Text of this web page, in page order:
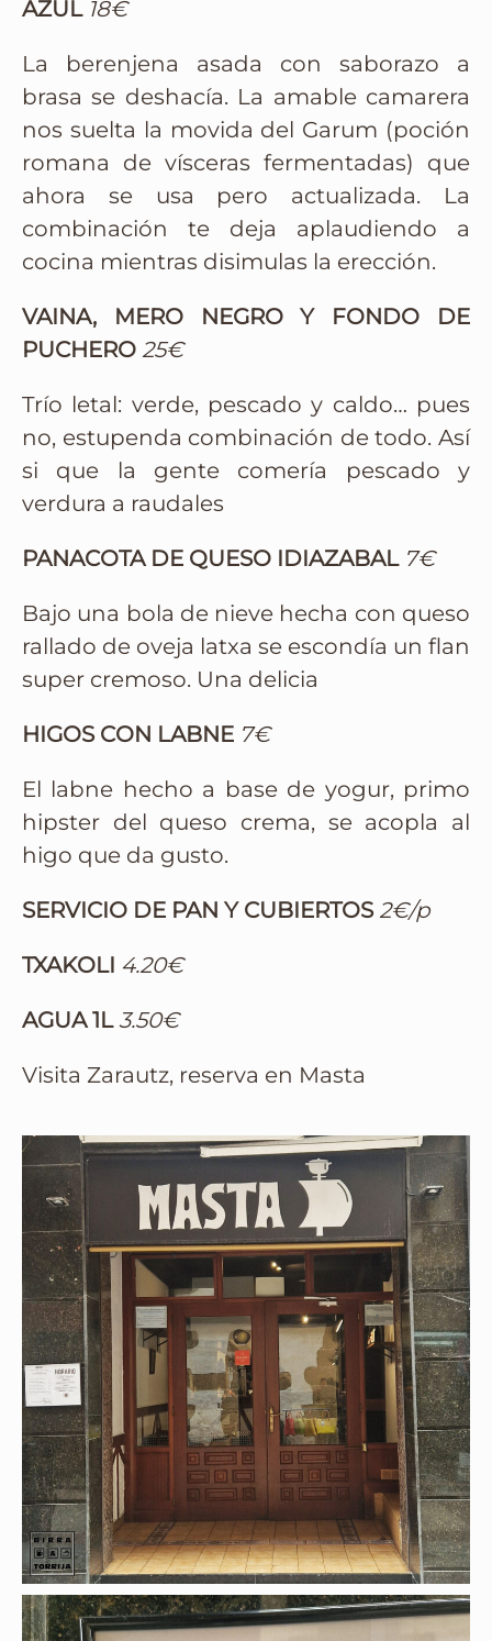
AZUL 18€
La berenjena asada con saborazo a
brasa se deshacía. La amable camarera
nos suelta la movida del Garum (poción
romana de vísceras fermentadas) que
ahora se usa pero actualizada. La
combinación te deja aplaudiendo a
cocina mientras disimulas la erección.
VAINA, MERO NEGRO Y FONDO DE
PUCHERO 25€
Trío letal: verde, pescado y caldo… pues
no, estupenda combinación de todo. Así
si que la gente comería pescado y
verdura a raudales
PANACOTA DE QUESO IDIAZABAL 7€
Bajo una bola de nieve hecha con queso
rallado de oveja latxa se escondía un flan
super cremoso. Una delicia
HIGOS CON LABNE 7€
El labne hecho a base de yogur, primo
hipster del queso crema, se acopla al
higo que da gusto.
SERVICIO DE PAN Y CUBIERTOS 2€/p
TXAKOLI 4.20€
AGUA 1L3.50€
Visita Zarautz, reserva en Masta